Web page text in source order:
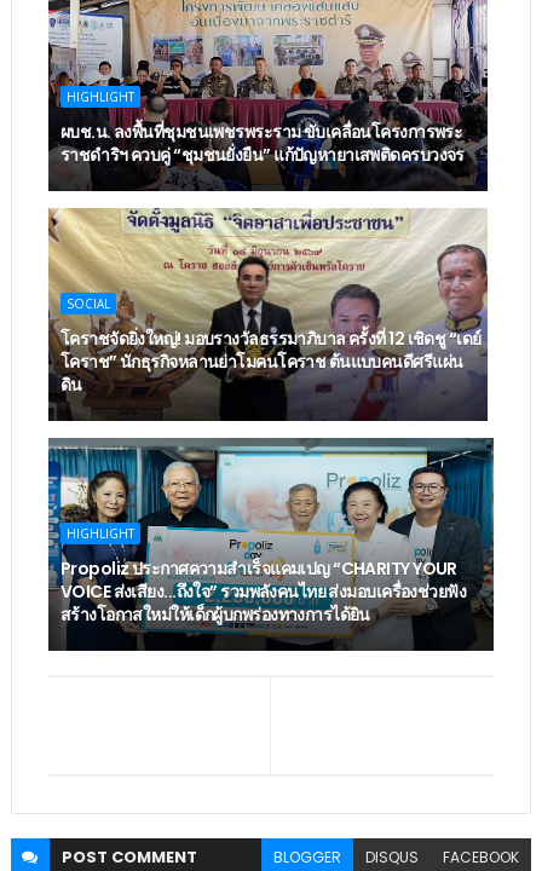
HIGHLIGHT
ผบช.น. ลงพื้นที่ชุมชนเพชรพระราม ขับเคลื่อนโครงการพระ
ราชดำริฯ ควบคู่ “ชุมชนยั่งยืน” แก้ปัญหายาเสพติดครบวงจร
SOCIAL
โคราชจัดยิ่งใหญ่! มอบรางวัลธรรมาภิบาล ครั้งที่ 12 เชิดชู “เดย์
โคราช” นักธุรกิจหลานย่าโมคนโคราช ต้นแบบคนดีศรีแผ่น
ดิน
HIGHLIGHT
Propoliz ประกาศความสำเร็จแคมเปญ “CHARITY YOUR
VOICE ส่งเสียง...ถึงใจ” รวมพลังคนไทย ส่งมอบเครื่องช่วยฟัง
สร้างโอกาสใหม่ให้เด็กผู้บกพร่องทางการได้ยิน
POST COMMENT BLOGGER DISQUS FACEBOOK